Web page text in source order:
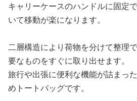
キャリーケースのハンドルに固定
いて移動が楽になります。
二層構造により荷物を分けて整理
要なものをすぐに取り出せます。
旅行や出張に便利な機能が詰まっ
めトートバッグです。